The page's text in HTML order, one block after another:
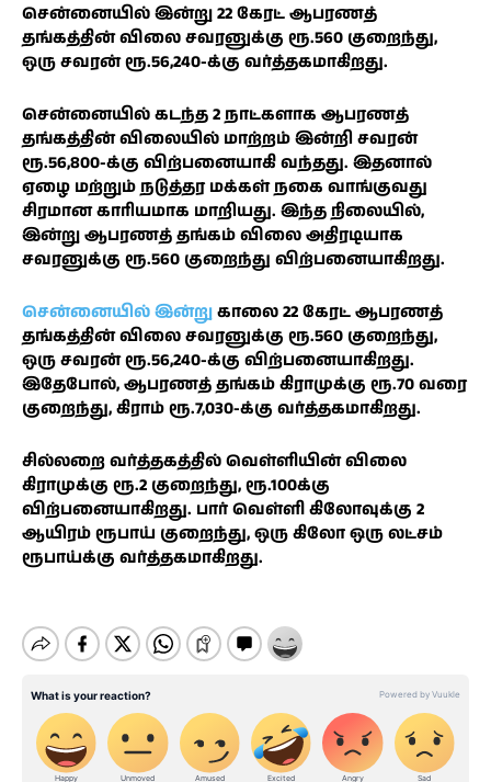
சென்னையில் இன்று 22 கேரட் ஆபரணத்
தங்கத்தின் விலை சவரனுக்கு ரூ.560 குறைந்து,
ஒரு சவரன் ரூ.56,240-க்கு வர்த்தகமாகிறது.
சென்னையில் கடந்த 2 நாட்களாக ஆபரணத்
தங்கத்தின் விலையில் மாற்றம் இன்றி சவரன்
ரூ.56,800-க்கு விற்பனையாகி வந்தது. இதனால்
ஏழை மற்றும் நடுத்தர மக்கள் நகை வாங்குவது
சிரமான காரியமாக மாறியது. இந்த நிலையில்,
இன்று ஆபரணத் தங்கம் விலை அதிரடியாக
சவரனுக்கு ரூ.560 குறைந்து விற்பனையாகிறது.
சென்னையில் இன்றுகாலை 22 கேரட் ஆபரணத்
தங்கத்தின் விலை சவரனுக்கு ரூ.560 குறைந்து,
ஒரு சவரன் ரூ.56,240-க்கு விற்பனையாகிறது.
இதேபோல், ஆபரணத் தங்கம் கிராமுக்கு ரூ.70 வரை
குறைந்து, கிராம் ரூ.7,030-க்கு வர்த்தகமாகிறது.
சில்லறை வர்த்தகத்தில் வெள்ளியின் விலை
கிராமுக்கு ரூ.2 குறைந்து, ரூ.100க்கு
விற்பனையாகிறது. பார் வெள்ளி கிலோவுக்கு 2
ஆயிரம் ரூபாய் குறைந்து, ஒரு கிலோ ஒரு லட்சம்
ரூபாய்க்கு வர்த்தகமாகிறது.